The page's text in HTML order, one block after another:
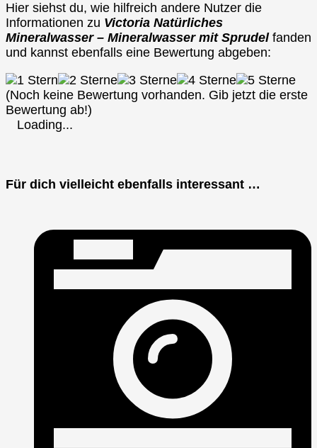
Hier siehst du, wie hilfreich andere Nutzer die
Informationen zu Victoria Natürliches
Mineralwasser – Mineralwasser mit Sprudelfanden
und kannst ebenfalls eine Bewertung abgeben:
(Noch keine Bewertung vorhanden. Gib jetzt die erste
Bewertung ab!)
Loading...
Für dich vielleicht ebenfalls interessant …